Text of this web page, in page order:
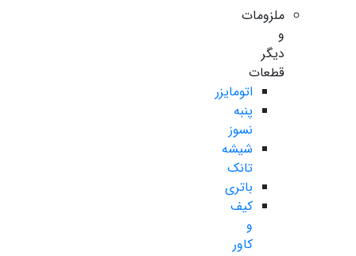
ملزومات
و
دیگر
قطعات
اتومایزر
پنبه
نسوز
شیشه
تانک
باتری
کیف
و
کاور